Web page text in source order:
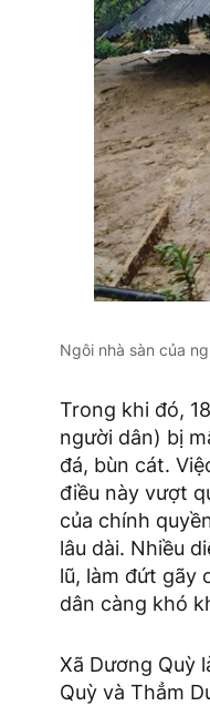
Ngôi nhà sàn của
Trong khi đó,
người dân) bị
đá, bùn cát.
điều này vượt
của chính
lâu dài. Nhiều
lũ, làm đứt gãy
dân càng khó
Xã Dương Quỳ
Quỳ và Thẳm